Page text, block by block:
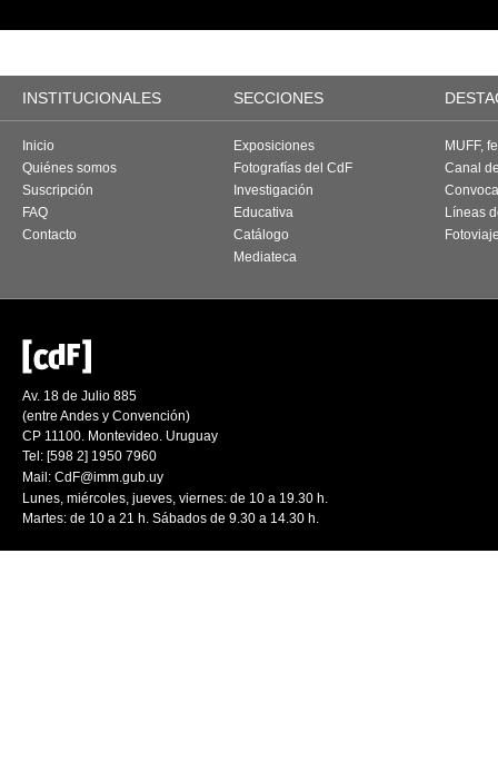
INSTITUCIONALES SECCIONES
Inicio
Quiénes somos
Suscripción
FAQ
Contacto
Exposiciones
Fotografías del CdF
Investigación
Educativa
Catálogo
Mediateca
MUFF,
Canal
Líneas
Av. 18 de Julio 885
(entre Andes y Convención)
CP 11100. Montevideo. Uruguay
Tel: [598 2] 1950 7960
Mail: CdF@imm.gub.uy
Lunes, miércoles, jueves, viernes: de 10 a 19.30 h.
Martes: de 10 a 21 h. Sábados de 9.30 a 14.30 h.